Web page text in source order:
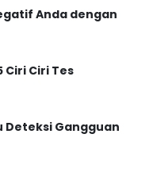
Anda dengan
Ciri Ciri Tes
Deteksi Gangguan